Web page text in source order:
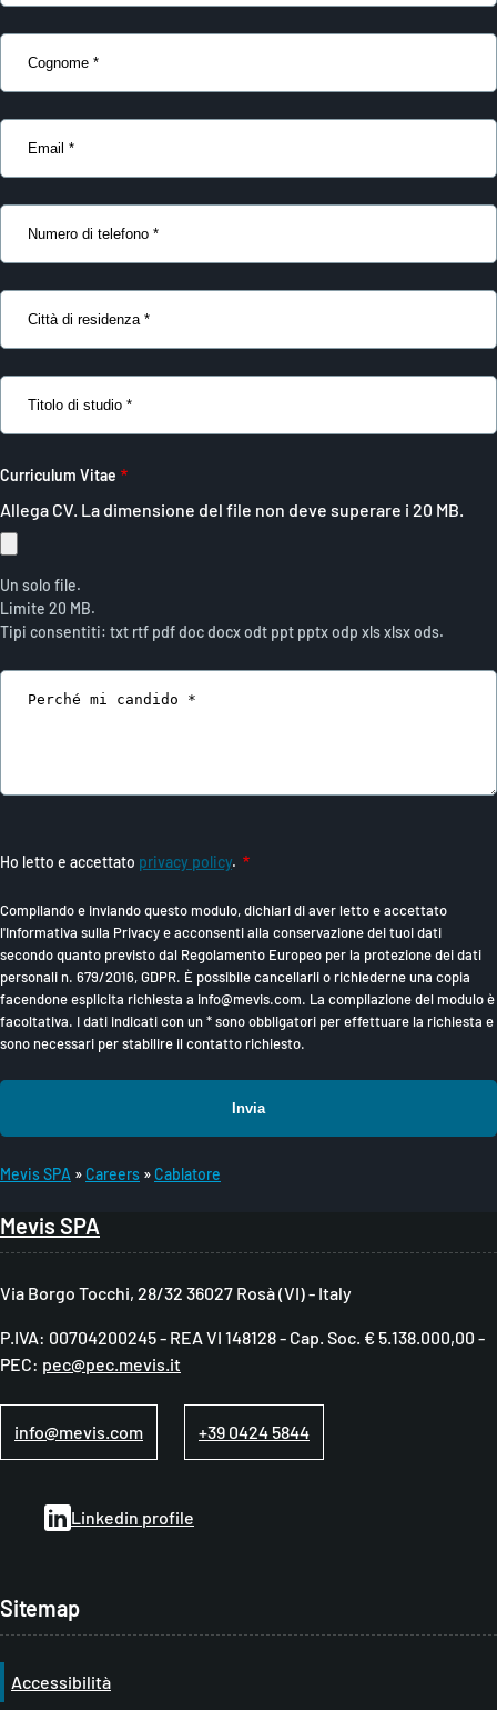
Cognome
Email
Numero
telefono
Città
residenza
Titolo
studio
Curriculum Vitae
Allega CV. La dimensione del file non deve superare i 20 MB.
Un solo file.
Limite 20 MB.
Tipi consentiti: txt rtf pdf doc docx odt ppt pptx odp xls xlsx ods.
Messaggio
Ho letto e accettato privacy policy.
Compilando e inviando questo modulo, dichiari di aver letto e accettato
l'Informativa sulla Privacy e acconsenti alla conservazione dei tuoi dati
secondo quanto previsto dal Regolamento Europeo per la protezione dei dati
personali n. 679/2016, GDPR. È possibile cancellarli o richiederne una copia
facendone esplicita richiesta a info@mevis.com. La compilazione del modulo è
facoltativa. I dati indicati con un * sono obbligatori per effettuare la richiesta e
sono necessari per stabilire il contatto richiesto.
r
c
i
o
e
a
n
e
Mevis SPA Careers Cablatore
Mevis SPA
Via Borgo Tocchi, 28/32 36027 Rosà (VI) - Italy
P.IVA: 00704200245 - REA VI 148128 - Cap. Soc. € 5.138.000,00 -
PEC: pec@pec.mevis.it
info@mevis.com +39 0424 5844
Linkedin profile
Sitemap
Accessibilità